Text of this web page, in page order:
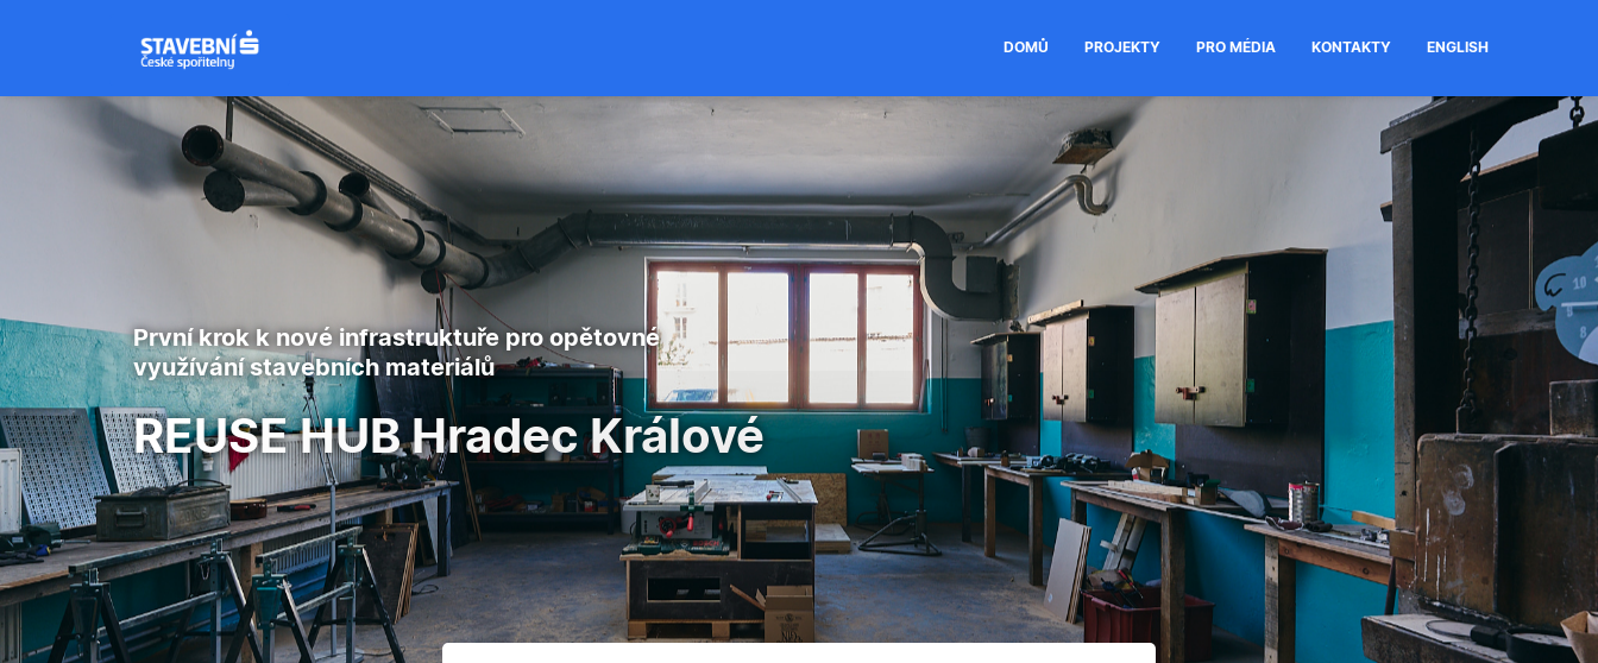
DOMŮ PROJEKTY PRO MÉDIA KONTAKTY ENGLISH
První krok k nové infrastruktuře pro opětovné
využívání stavebních materiálů
REUSE HUB Hradec Králové